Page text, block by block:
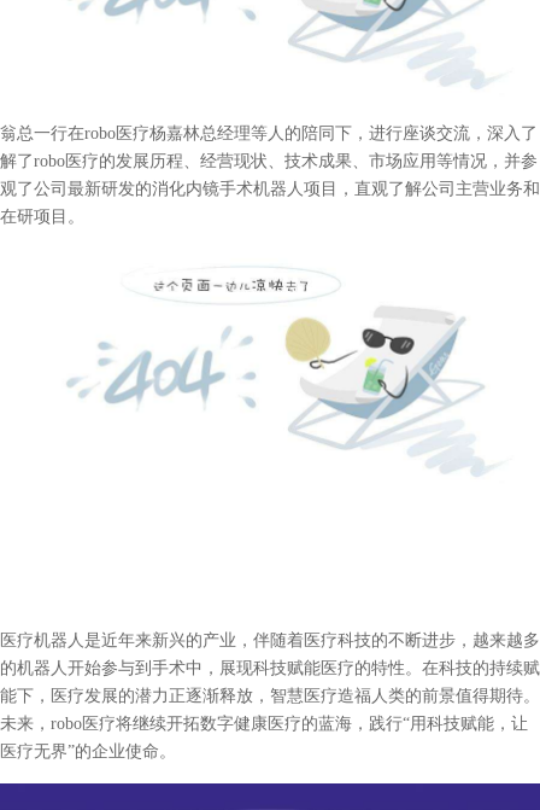
翁总一行在robo医疗杨嘉林总经理等人的陪同下，进行座谈交流，深入了
解了robo医疗的发展历程、经营现状、技术成果、市场应用等情况，并参
观了公司最新研发的消化内镜手术机器人项目，直观了解公司主营业务和
在研项目。
医疗机器人是近年来新兴的产业，伴随着医疗科技的不断进步，越来越多
的机器人开始参与到手术中，展现科技赋能医疗的特性。在科技的持续赋
能下，医疗发展的潜力正逐渐释放，智慧医疗造福人类的前景值得期待。
未来，robo医疗将继续开拓数字健康医疗的蓝海，践行“用科技赋能，让
医疗无界”的企业使命。